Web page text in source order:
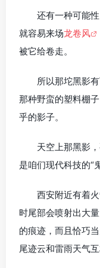
还有一种可能
就容易来场龙卷风
被它给卷走。
所以那坨黑影
那种野蛮的塑料棚
乎的影子。
天空上那黑影
是咱们现代科技的“
西安附近有着
时尾部会喷射出大
的痕迹，而且恰巧
尾迹云和雷雨天气互